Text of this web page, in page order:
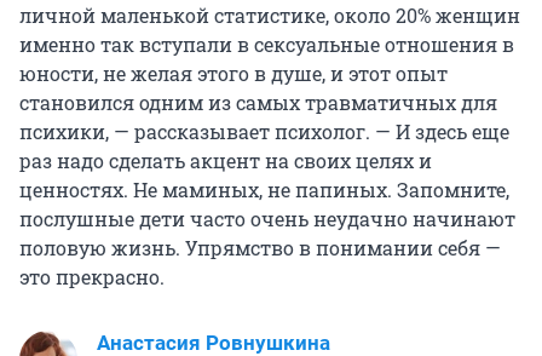
личной маленькой статистике, около 20% женщин
именно так вступали в сексуальные отношения в
юности, не желая этого в душе, и этот опыт
становился одним из самых травматичных для
психики, — рассказывает психолог. — И здесь еще
раз надо сделать акцент на своих целях и
ценностях. Не маминых, не папиных. Запомните,
послушные дети часто очень неудачно начинают
половую жизнь. Упрямство в понимании себя —
это прекрасно.
Анастасия Ровнушкина